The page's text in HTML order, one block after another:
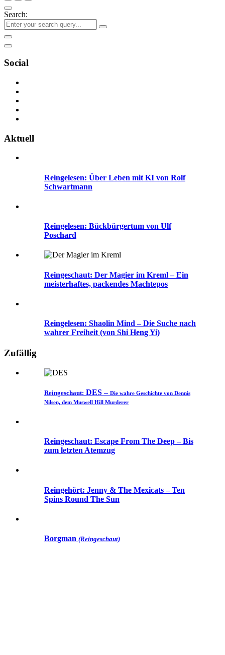
Search:
Social
Aktuell
Reingelesen: Über Leben mit KI von Rolf
Schwartmann
Reingelesen: Bückbürgertum von Ulf
Poschard
Reingeschaut: Der Magier im Kreml – Ein
meisterhaftes, packendes Machtepos
Reingelesen: Shaolin Mind – Die Suche nach
wahrer Freiheit (von Shi Heng Yi)
Zufällig
Reingeschaut: DES – Die wahre Geschichte von Dennis
Nilsen, dem Muswell Hill Murderer
Reingeschaut: Escape From The Deep – Bis
zum letzten Atemzug
Reingehört: Jenny & The Mexicats – Ten
Spins Round The Sun
Borgman (Reingeschaut)